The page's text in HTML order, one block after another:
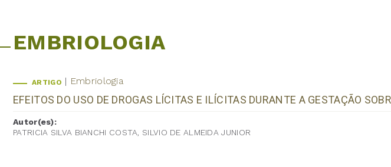
EMBRIOLOGIA
ARTIGO Embriologia
EFEITOS DO USO DE DROGAS LÍCITAS E ILÍCITAS DURANTE A GESTAÇÃO
Autor(es):
PATRICIA SILVA BIANCHI COSTA, SILVIO DE ALMEIDA JUNIOR